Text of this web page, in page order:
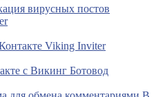
вирусных постов
Viking Inviter
с Викинг Ботовод